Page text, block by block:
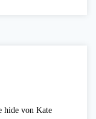
hide von Kate